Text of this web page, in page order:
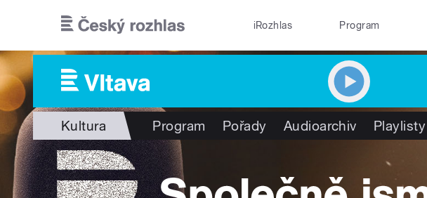
iRozhlas Program
Kultura Program Pořady Audioarchiv Playlisty